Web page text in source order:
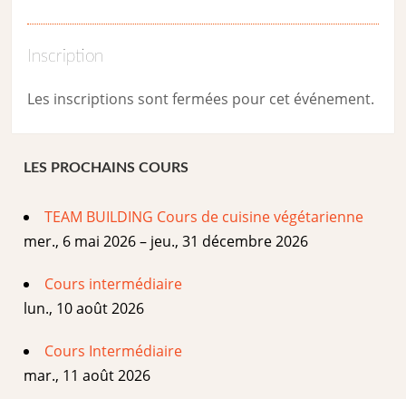
Inscription
Les inscriptions sont fermées pour cet événement.
LES PROCHAINS COURS
TEAM BUILDING Cours de cuisine végétarienne
mer., 6 mai 2026 – jeu., 31 décembre 2026
Cours intermédiaire
lun., 10 août 2026
Cours Intermédiaire
mar., 11 août 2026